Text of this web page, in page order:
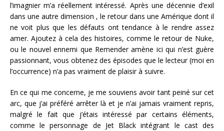
l’imagnier m’a réellement intéressé. Après une décennie d’exil
dans une autre dimension , le retour dans une Amérique dont il
ne voit plus que les défauts ont tendance à le rendre assez
amer. Ajoutez à cela des histoires, comme le retour de Nuke,
ou le nouvel ennemi que Remender amène ici qui n’est guère
passionnant, vous obtenez des épisodes que le lecteur (moi en
l’occurrence) n’a pas vraiment de plaisir à suivre.
En ce qui me concerne, je me souviens avoir tant peiné sur cet
arc, que j’ai préféré arrêter là et je n’ai jamais vraiment repris,
malgré le fait que j’étais intéressé par certains éléments,
comme le personnage de Jet Black intégrant le cast des